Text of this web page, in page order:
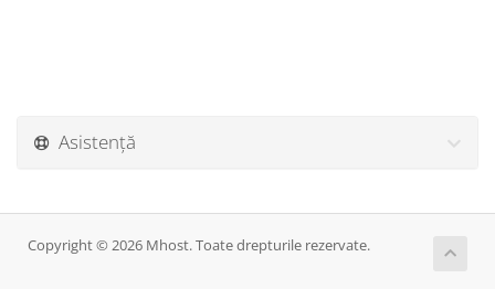
Asistență
Copyright © 2026 Mhost. Toate drepturile rezervate.